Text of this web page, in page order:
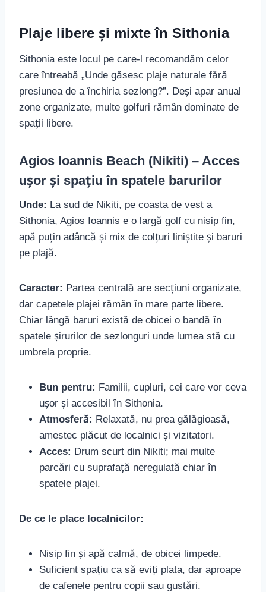
Plaje libere și mixte în Sithonia
Sithonia este locul pe care-l recomandăm celor
care întreabă „Unde găsesc plaje naturale fără
presiunea de a închiria sezlong?”. Deși apar anual
zone organizate, multe golfuri rămân dominate de
spații libere.
Agios Ioannis Beach (Nikiti) – Acces
ușor și spațiu în spatele barurilor
Unde: La sud de Nikiti, pe coasta de vest a
Sithonia, Agios Ioannis e o largă golf cu nisip fin,
apă puțin adâncă și mix de colțuri liniștite și baruri
pe plajă.
Caracter: Partea centrală are secțiuni organizate,
dar capetele plajei rămân în mare parte libere.
Chiar lângă baruri există de obicei o bandă în
spatele șirurilor de sezlonguri unde lumea stă cu
umbrela proprie.
Bun pentru: Familii, cupluri, cei care vor ceva
ușor și accesibil în Sithonia.
Atmosferă: Relaxată, nu prea gălăgioasă,
amestec plăcut de localnici și vizitatori.
Acces: Drum scurt din Nikiti; mai multe
parcări cu suprafață neregulată chiar în
spatele plajei.
De ce le place localnicilor:
Nisip fin și apă calmă, de obicei limpede.
Suficient spațiu ca să eviți plata, dar aproape
de cafenele pentru copii sau gustări.